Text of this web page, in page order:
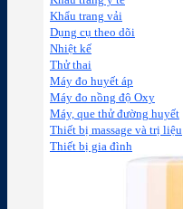
Khẩu trang vải
Dụng cụ theo dõi
Nhiệt kế
Thử thai
Máy đo huyết áp
Máy đo nồng độ Oxy
Máy, que thử đường huyết
Thiết bị massage và trị liệu
Thiết bị gia đình